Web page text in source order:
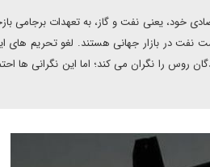
خود، یعنی نفت و گاز، به تعهدات برجامی
نفت در بازار جهانی هستند. لغو تحریم های
روس را نگران می کند؛ اما این نگرانی ها